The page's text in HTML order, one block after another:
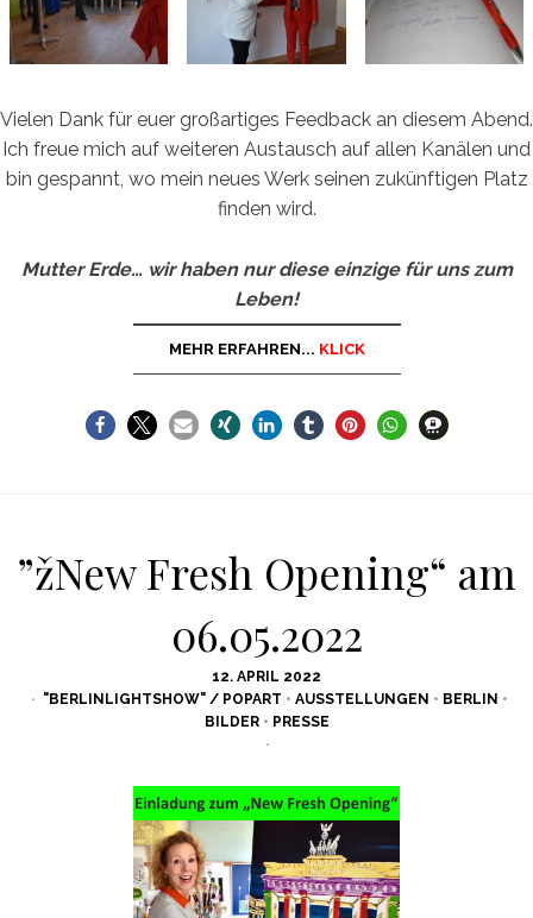
Vielen Dank für euer großartiges Feedback an diesem Abend.
Ich freue mich auf weiteren Austausch auf allen Kanälen und
bin gespannt, wo mein neues Werk seinen zukünftigen Platz
finden wird.
Mutter Erde… wir haben nur diese einzige für uns zum
Leben!
MEHR ERFAHREN... KLICK
”žNew Fresh Opening“ am
06.05.2022
POSTED
ON
12. APRIL 2022
"BERLINLIGHTSHOW" / POPART • AUSSTELLUNGEN • BERLIN •
BILDER• PRESSE